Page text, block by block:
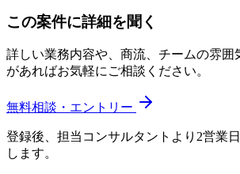
この案件に詳細を聞く
詳しい業務内容や、商流、チームの雰囲
があればお気軽にご相談ください。
無料相談・エントリー
登録後、担当コンサルタントより2営業
します。